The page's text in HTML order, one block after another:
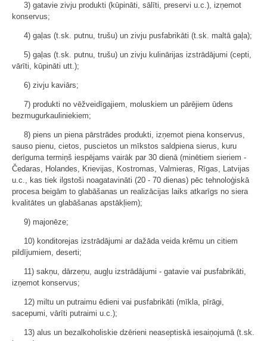
3) gatavie zivju produkti (kūpināti, sālīti, preservi u.c.), izņemot
konservus;
4) gaļas (t.sk. putnu, trušu) un zivju pusfabrikāti (t.sk. maltā gaļa);
5) gaļas (t.sk. putnu, trušu) un zivju kulinārijas izstrādājumi (cepti,
vārīti, kūpināti utt.);
6) zivju kaviārs;
7) produkti no vēžveidīgajiem, moluskiem un pārējiem ūdens
bezmugurkauliniekiem;
8) piens un piena pārstrādes produkti, izņemot piena konservus,
sauso pienu, cietos, puscietos un mīkstos saldpiena sierus, kuru
derīguma termiņš iespējams vairāk par 30 dienā (minētiem sieriem -
Čedaras, Holandes, Krievijas, Kostromas, Valmieras, Rīgas, Latvijas
u.c., kas tiek ilgstoši noagatavināti (20 - 70 dienas) pēc tehnoloģiskā
procesa beigām to glabāšanas un realizācijas laiks atkarīgs no siera
kvalitātes un glabāšanas apstākļiem);
9) majonēze;
10) konditorejas izstrādājumi ar dažāda veida krēmu un citiem
pildījumiem, deserti;
11) sakņu, dārzeņu, augļu izstrādājumi - gatavie vai pusfabrikāti,
izņemot konservus;
12) miltu un putraimu ēdieni vai pusfabrikāti (mīkla, pīrāgi,
sacepumi, vārīti putraimi u.c.);
13) alus un bezalkoholiskie dzērieni neaseptiskā iesaiņojumā (t.sk.